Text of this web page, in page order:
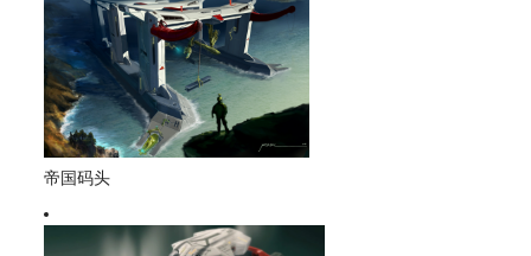
帝国码头